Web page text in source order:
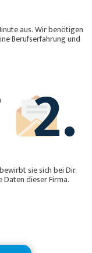
aus. Wir benötigen
2.
sie sich bei Dir.
dieser Firma.